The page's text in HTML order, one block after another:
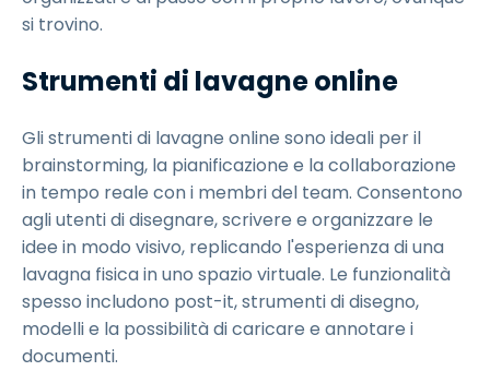
si trovino.
Strumenti di lavagne online
Gli strumenti di lavagne online sono ideali per il
brainstorming, la pianificazione e la collaborazione
in tempo reale con i membri del team. Consentono
agli utenti di disegnare, scrivere e organizzare le
idee in modo visivo, replicando l'esperienza di una
lavagna fisica in uno spazio virtuale. Le funzionalità
spesso includono post-it, strumenti di disegno,
modelli e la possibilità di caricare e annotare i
documenti.